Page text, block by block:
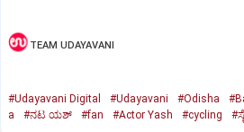
TEAM UDAYAVANI
#Udayavani Digital #Udayavani #Odisha
a
#ನಟ ಯಶ್‌ #fan #Actor Yash #cycling